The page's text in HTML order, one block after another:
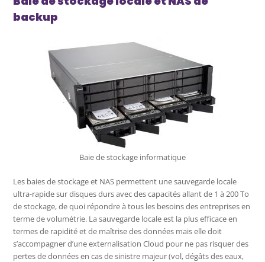
backup
Baie de stockage informatique
Les baies de stockage et NAS permettent une sauvegarde locale
ultra-rapide sur disques durs avec des capacités allant de 1 à 200 To
de stockage, de quoi répondre à tous les besoins des entreprises en
terme de volumétrie. La sauvegarde locale est la plus efficace en
termes de rapidité et de maîtrise des données mais elle doit
s’accompagner d’une externalisation Cloud pour ne pas risquer des
pertes de données en cas de sinistre majeur (vol, dégâts des eaux,